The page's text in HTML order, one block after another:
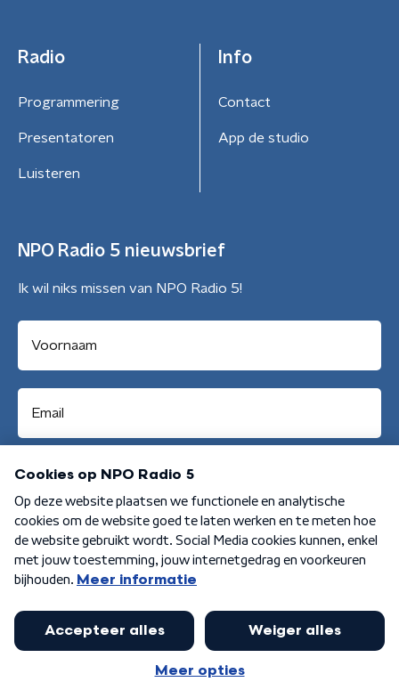
Radio
Programmering
Presentatoren
Luisteren
Info
Contact
App de studio
NPO Radio 5 nieuwsbrief
Ik wil niks missen van NPO Radio 5!
Aanmelden
Algemene voorwaarden